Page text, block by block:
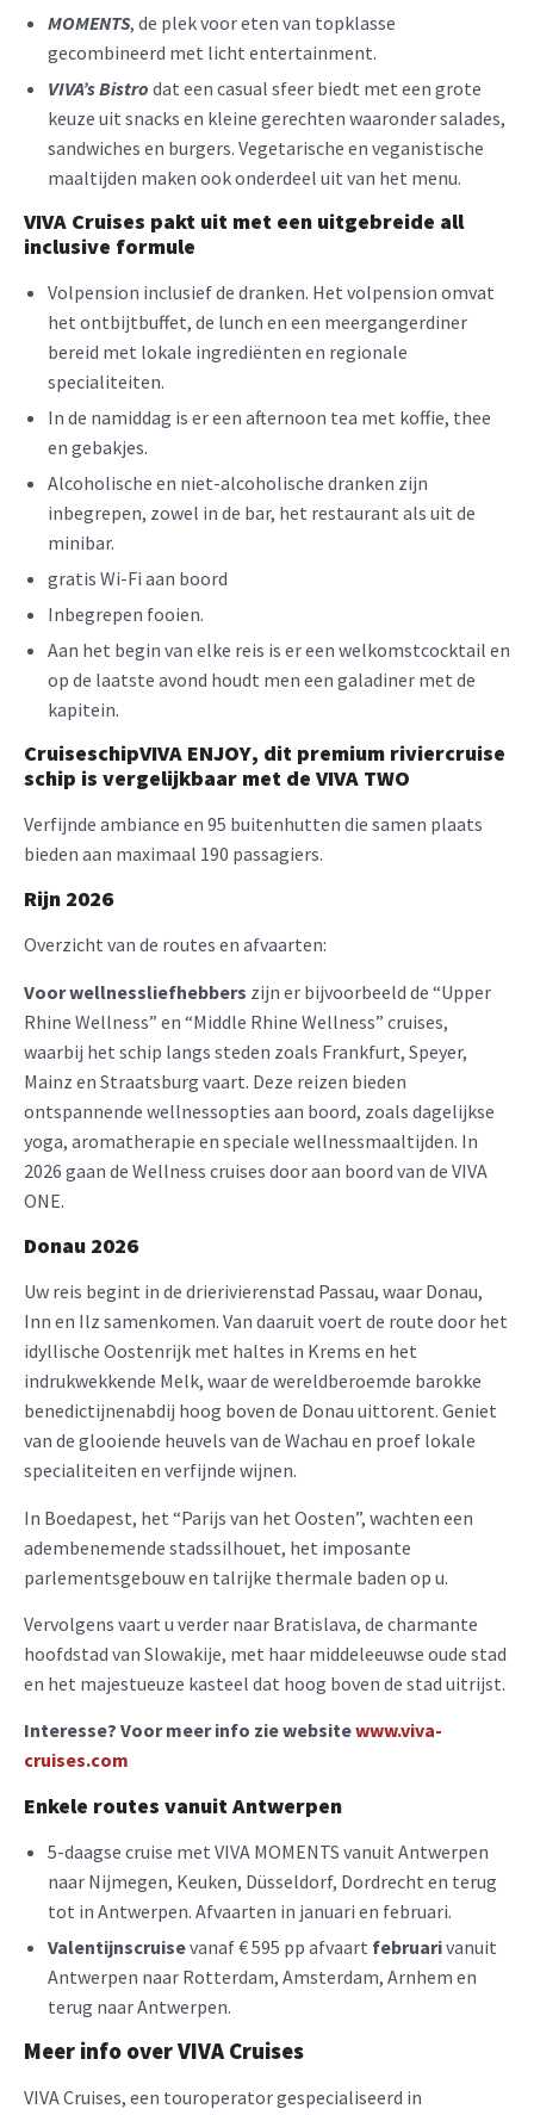
MOMENTS, de plek voor eten van topklasse
gecombineerd met licht entertainment.
VIVA’s Bistro dat een casual sfeer biedt met een grote
keuze uit snacks en kleine gerechten waaronder salades,
sandwiches en burgers. Vegetarische en veganistische
maaltijden maken ook onderdeel uit van het menu.
VIVA Cruises pakt uit met een uitgebreide all
inclusive formule
Volpension inclusief de dranken. Het volpension omvat
het ontbijtbuffet, de lunch en een meergangerdiner
bereid met lokale ingrediënten en regionale
specialiteiten.
In de namiddag is er een afternoon tea met koffie, thee
en gebakjes.
Alcoholische en niet-alcoholische dranken zijn
inbegrepen, zowel in de bar, het restaurant als uit de
minibar.
gratis Wi-Fi aan boord
Inbegrepen fooien.
Aan het begin van elke reis is er een welkomstcocktail en
op de laatste avond houdt men een galadiner met de
kapitein.
CruiseschipVIVA ENJOY, dit premium riviercruise
schip is vergelijkbaar met de VIVA TWO
Verfijnde ambiance en 95 buitenhutten die samen plaats
bieden aan maximaal 190 passagiers.
Rijn 2026
Overzicht van de routes en afvaarten:
Voor wellnessliefhebbers zijn er bijvoorbeeld de “Upper
Rhine Wellness” en “Middle Rhine Wellness” cruises,
waarbij het schip langs steden zoals Frankfurt, Speyer,
Mainz en Straatsburg vaart. Deze reizen bieden
ontspannende wellnessopties aan boord, zoals dagelijkse
yoga, aromatherapie en speciale wellnessmaaltijden. In
2026 gaan de Wellness cruises door aan boord van de VIVA
ONE.
Donau 2026
Uw reis begint in de drierivierenstad Passau, waar Donau,
Inn en Ilz samenkomen. Van daaruit voert de route door het
idyllische Oostenrijk met haltes in Krems en het
indrukwekkende Melk, waar de wereldberoemde barokke
benedictijnenabdij hoog boven de Donau uittorent. Geniet
van de glooiende heuvels van de Wachau en proef lokale
specialiteiten en verfijnde wijnen.
In Boedapest, het “Parijs van het Oosten”, wachten een
adembenemende stadssilhouet, het imposante
parlementsgebouw en talrijke thermale baden op u.
Vervolgens vaart u verder naar Bratislava, de charmante
hoofdstad van Slowakije, met haar middeleeuwse oude stad
en het majestueuze kasteel dat hoog boven de stad uitrijst.
Interesse? Voor meer info zie websitewww.viva-
cruises.com
Enkele routes vanuit Antwerpen
5-daagse cruise met VIVA MOMENTS vanuit Antwerpen
naar Nijmegen, Keuken, Düsseldorf, Dordrecht en terug
tot in Antwerpen. Afvaarten in januari en februari.
Valentijnscruisevanaf € 595 pp afvaart februarivanuit
Antwerpen naar Rotterdam, Amsterdam, Arnhem en
terug naar Antwerpen.
Meer info over VIVA Cruises
VIVA Cruises, een touroperator gespecialiseerd in